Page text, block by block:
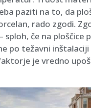
paziti na to, da
rado zgodi.
sploh, če na ploščice
po težavni
je vredno